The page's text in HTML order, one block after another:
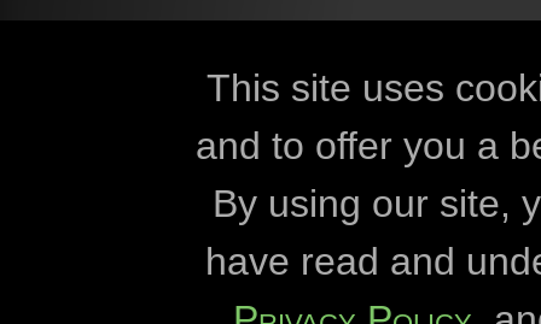
technical information
Eszterházy
Eötvös
This site uses
and to offer you a
By using our site,
have read and